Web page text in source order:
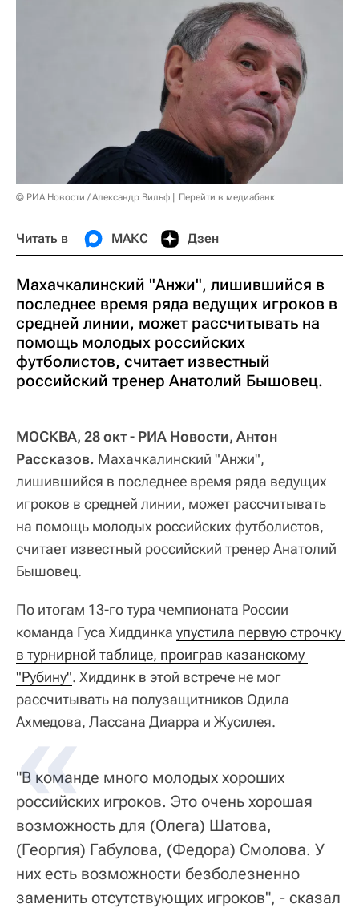
© РИА Новости / Александр Вильф Перейти в медиабанк
Читать в МАКС Дзен
Махачкалинский "Анжи", лишившийся в
последнее время ряда ведущих игроков в
средней линии, может рассчитывать на
помощь молодых российских
футболистов, считает известный
российский тренер Анатолий Бышовец.
МОСКВА, 28 окт - РИА Новости, Антон
Рассказов. Махачкалинский "Анжи",
лишившийся в последнее время ряда ведущих
игроков в средней линии, может рассчитывать
на помощь молодых российских футболистов,
считает известный российский тренер Анатолий
Бышовец.
По итогам 13-го тура чемпионата России
команда Гуса Хиддинка упустила первую строчку
в турнирной таблице, проиграв казанскому
"Рубину". Хиддинк в этой встрече не мог
рассчитывать на полузащитников Одила
Ахмедова, Лассана Диарра и Жусилея.
"В команде много молодых хороших
российских игроков. Это очень хорошая
возможность для (Олега) Шатова,
(Георгия) Габулова, (Федора) Смолова. У
них есть возможности безболезненно
заменить отсутствующих игроков", - сказал